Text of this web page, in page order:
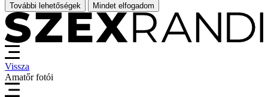
További lehetőségek Mindet elfogadom
Vissza
Amatőr fotói